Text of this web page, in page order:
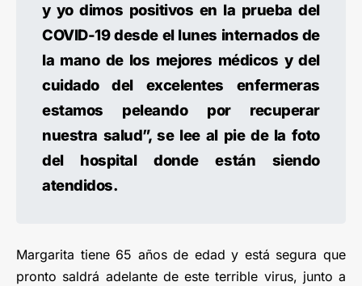
y yo dimos positivos en la prueba del
COVID-19 desde el lunes internados de
la mano de los mejores médicos y del
cuidado del excelentes enfermeras
estamos peleando por recuperar
nuestra salud”, se lee al pie de la foto
del hospital donde están siendo
atendidos.
Margarita tiene 65 años de edad y está segura que
pronto saldrá adelante de este terrible virus, junto a